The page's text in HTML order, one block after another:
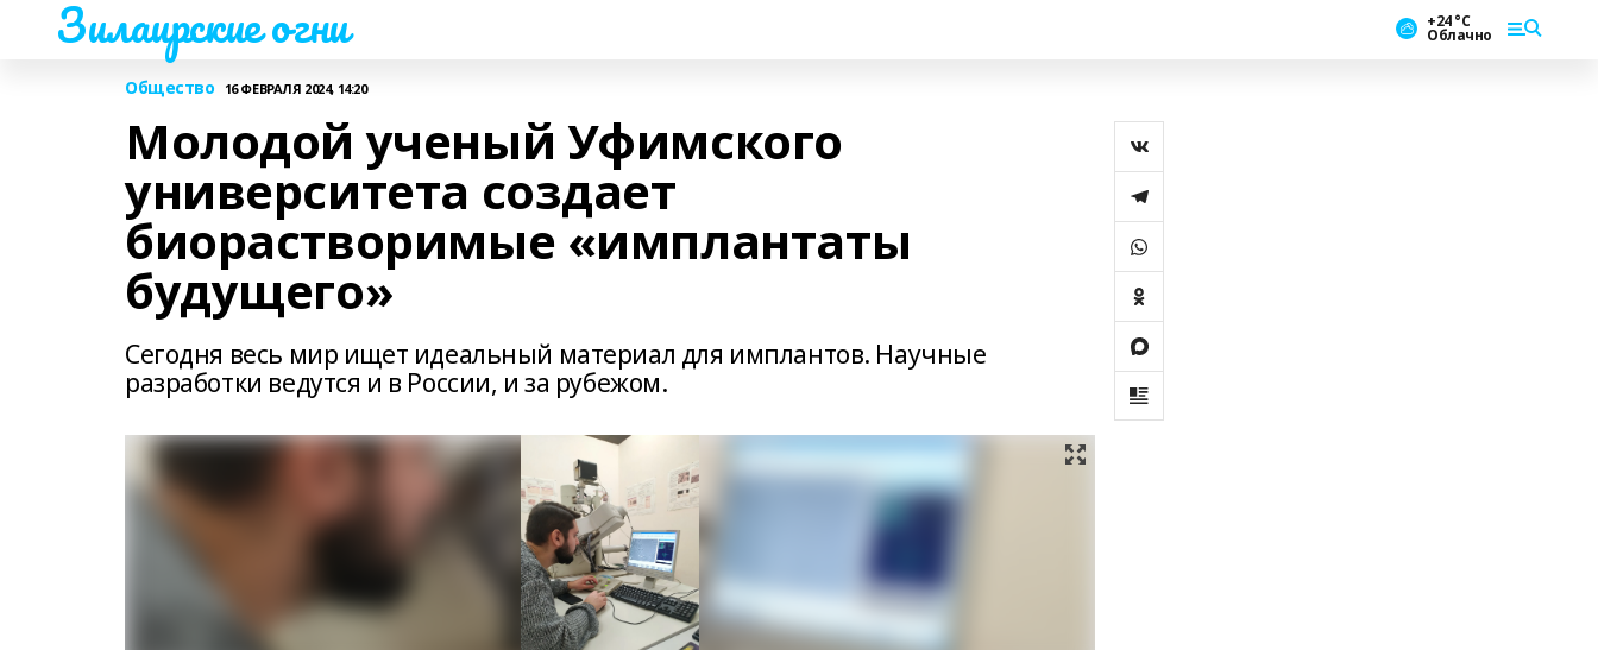
Зилаирские огни +24 °С
Облачно
Общество 16 ФЕВРАЛЯ 2024, 14:20
Молодой ученый Уфимского
университета создает
биорастворимые «имплантаты
будущего»
Сегодня весь мир ищет идеальный материал для имплантов. Научные
разработки ведутся и в России, и за рубежом.